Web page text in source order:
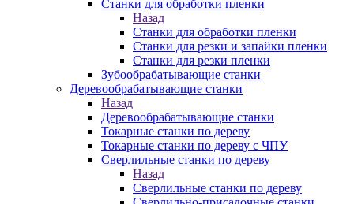
Станки для обработки пленки
Назад
Станки для обработки пленки
Станки для резки и запайки пленки
Станки для резки пленки
Зубообрабатывающие станки
Деревообрабатывающие станки
Назад
Деревообрабатывающие станки
Токарные станки по дереву
Токарные станки по дереву с ЧПУ
Сверлильные станки по дереву
Назад
Сверлильные станки по дереву